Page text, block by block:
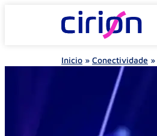
Inicio » Conectividade »